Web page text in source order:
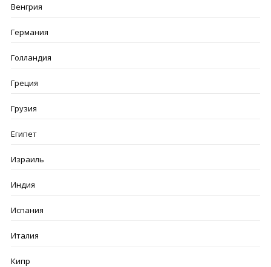
Венгрия
Германия
Голландия
Греция
Грузия
Египет
Израиль
Индия
Испания
Италия
Кипр